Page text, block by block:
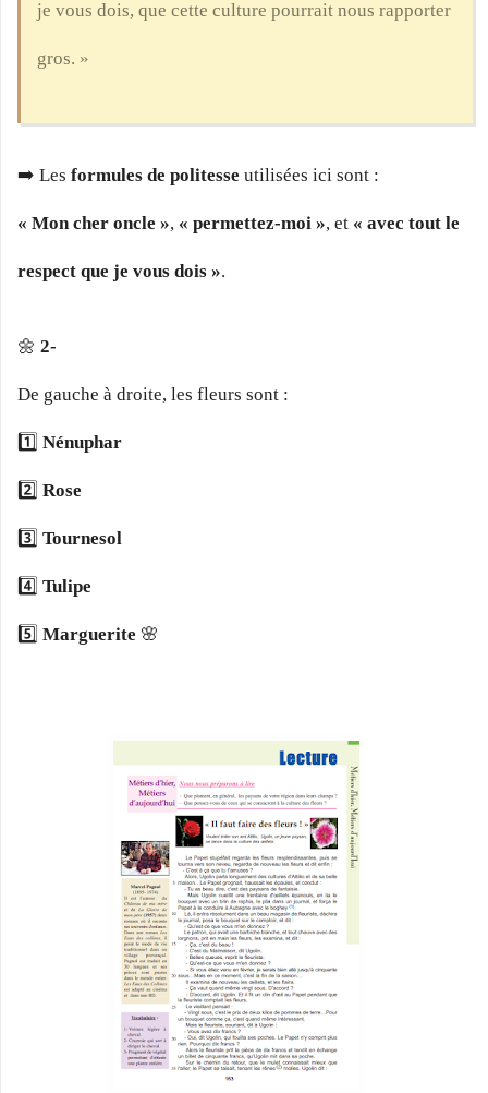
je vous dois, que cette culture pourrait nous rapporter
gros. »
➡️ Les formules de politesse utilisées ici sont :
« Mon cher oncle », « permettez-moi », et « avec tout le
respect que je vous dois ».
🌼 2-
De gauche à droite, les fleurs sont :
1️⃣ Nénuphar
2️⃣ Rose
3️⃣ Tournesol
4️⃣ Tulipe
5️⃣ Marguerite 🌸